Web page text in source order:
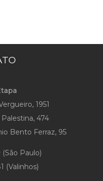
1951
474
Bento Ferraz, 95
(São Paulo)
(Valinhos)